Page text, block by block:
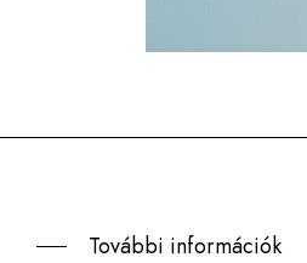
További információk